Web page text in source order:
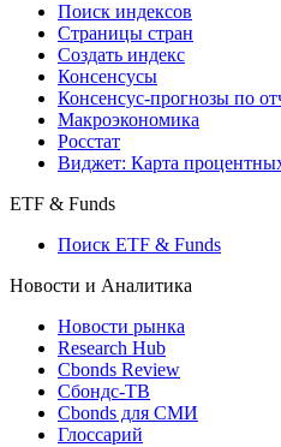
Поиск индексов
Страницы стран
Создать индекс
Консенсусы
Консенсус-прогнозы по
Макроэкономика
Росстат
Виджет: Карта
ETF & Funds
Поиск ETF & Funds
Новости и Аналитика
Новости рынка
Research Hub
Cbonds Review
Сбондс-ТВ
Cbonds для СМИ
Глоссарий